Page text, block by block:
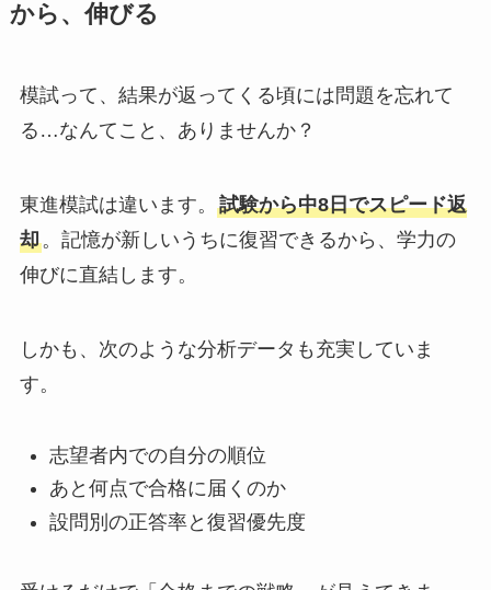
から、伸びる
模試って、結果が返ってくる頃には問題を忘れて
る…なんてこと、ありませんか？
東進模試は違います。 試験から中8日でスピード返
却。記憶が新しいうちに復習できるから、学力の
伸びに直結します。
しかも、次のような分析データも充実していま
す。
志望者内での自分の順位
あと何点で合格に届くのか
設問別の正答率と復習優先度